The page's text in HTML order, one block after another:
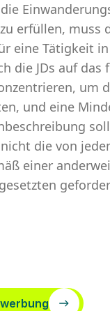
erfüllen, muss
eine Tätigkeit
die JDs auf das
um
und eine
die von
einer